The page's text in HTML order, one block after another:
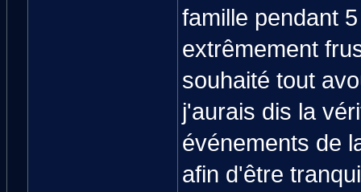
famille pendant
extrêmement
souhaité tout
j'aurais dis la
événements de
afin d'être